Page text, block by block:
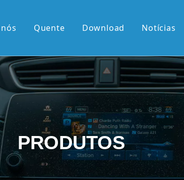
Quente Download Notícias
PRODUTOS